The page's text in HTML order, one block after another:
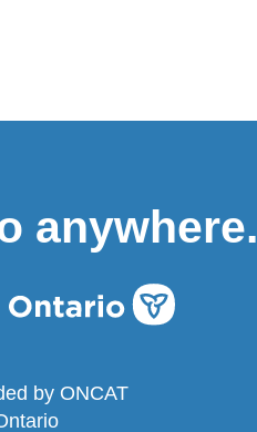
anywhere.
by ONCAT